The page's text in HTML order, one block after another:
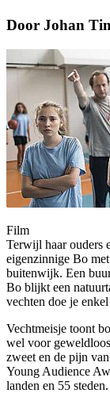
Door Johan
Film
Terwijl haar ouders
eigenzinnige Bo
buitenwijk. Een
Bo blijkt een
vechten doe je
Vechtmeisje toont
wel voor
zweet en de pijn
Young Audience
landen en 55 steden.